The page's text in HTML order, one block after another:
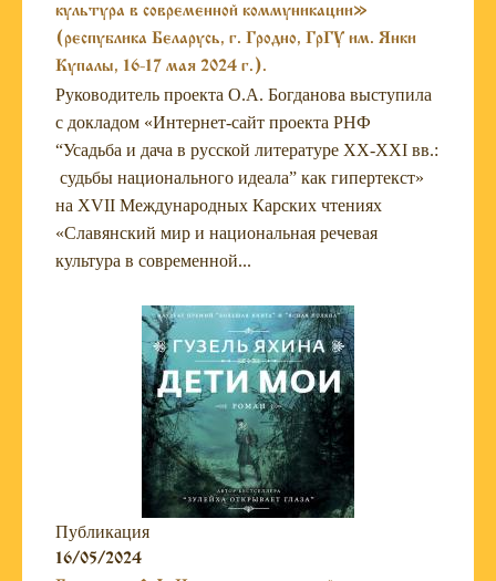
культура в современной коммуникации»
(республика Беларусь, г. Гродно, ГрГУ им. Янки
Купалы, 16-17 мая 2024 г.).
Руководитель проекта О.А. Богданова выступила
с докладом «Интернет-сайт проекта РНФ
“Усадьба и дача в русской литературе XX-XXI вв.:
судьбы национального идеала” как гипертекст»
на XVII Международных Карских чтениях
«Славянский мир и национальная речевая
культура в современной...
Публикация
16/05/2024